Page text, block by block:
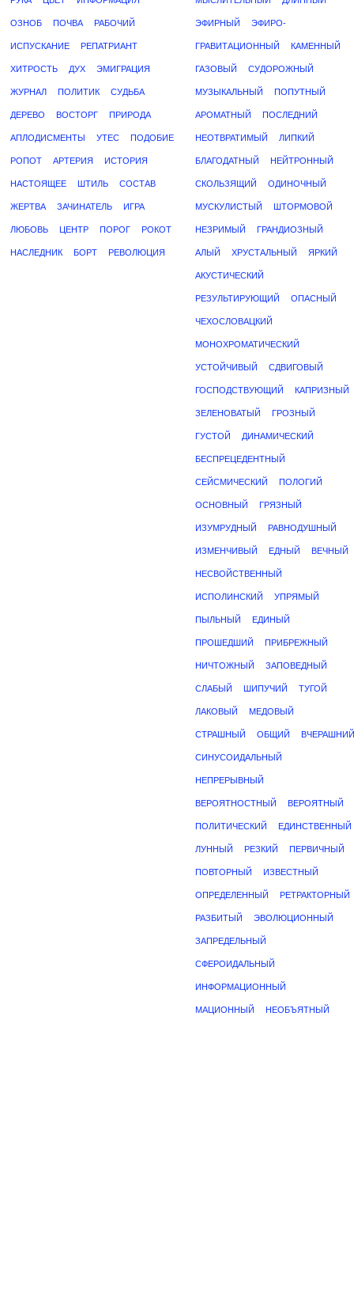
ОЗНОБ ПОЧВА РАБОЧИЙ
ИСПУСКАНИЕ РЕПАТРИАНТ
ХИТРОСТЬ ДУХ ЭМИГРАЦИЯ
ЖУРНАЛ ПОЛИТИК СУДЬБА
ДЕРЕВО ВОСТОРГ ПРИРОДА
АПЛОДИСМЕНТЫ УТЕС ПОДОБИЕ
РОПОТ АРТЕРИЯ ИСТОРИЯ
НАСТОЯЩЕЕ ШТИЛЬ СОСТАВ
ЖЕРТВА ЗАЧИНАТЕЛЬ ИГРА
ЛЮБОВЬ ЦЕНТР ПОРОГ РОКОТ
НАСЛЕДНИК БОРТ РЕВОЛЮЦИЯ
ЭФИРНЫЙ ЭФИРО-
ГРАВИТАЦИОННЫЙ КАМЕННЫЙ
ГАЗОВЫЙ СУДОРОЖНЫЙ
МУЗЫКАЛЬНЫЙ ПОПУТНЫЙ
АРОМАТНЫЙ ПОСЛЕДНИЙ
НЕОТВРАТИМЫЙ ЛИПКИЙ
БЛАГОДАТНЫЙ НЕЙТРОННЫЙ
СКОЛЬЗЯЩИЙ ОДИНОЧНЫЙ
МУСКУЛИСТЫЙ ШТОРМОВОЙ
НЕЗРИМЫЙ ГРАНДИОЗНЫЙ
АЛЫЙ ХРУСТАЛЬНЫЙ ЯРКИЙ
АКУСТИЧЕСКИЙ
РЕЗУЛЬТИРУЮЩИЙ ОПАСНЫЙ
ЧЕХОСЛОВАЦКИЙ
МОНОХРОМАТИЧЕСКИЙ
УСТОЙЧИВЫЙ СДВИГОВЫЙ
ГОСПОДСТВУЮЩИЙ КАПРИЗНЫЙ
ЗЕЛЕНОВАТЫЙ ГРОЗНЫЙ
ГУСТОЙ ДИНАМИЧЕСКИЙ
БЕСПРЕЦЕДЕНТНЫЙ
СЕЙСМИЧЕСКИЙ ПОЛОГИЙ
ОСНОВНЫЙ ГРЯЗНЫЙ
ИЗУМРУДНЫЙ РАВНОДУШНЫЙ
ИЗМЕНЧИВЫЙ ЕДНЫЙ ВЕЧНЫЙ
НЕСВОЙСТВЕННЫЙ
ИСПОЛИНСКИЙ УПРЯМЫЙ
ПЫЛЬНЫЙ ЕДИНЫЙ
ПРОШЕДШИЙ ПРИБРЕЖНЫЙ
НИЧТОЖНЫЙ ЗАПОВЕДНЫЙ
СЛАБЫЙ ШИПУЧИЙ ТУГОЙ
ЛАКОВЫЙ МЕДОВЫЙ
СТРАШНЫЙ ОБЩИЙ ВЧЕРАШНИЙ
СИНУСОИДАЛЬНЫЙ
НЕПРЕРЫВНЫЙ
ВЕРОЯТНОСТНЫЙ ВЕРОЯТНЫЙ
ПОЛИТИЧЕСКИЙ ЕДИНСТВЕННЫЙ
ЛУННЫЙ РЕЗКИЙ ПЕРВИЧНЫЙ
ПОВТОРНЫЙ ИЗВЕСТНЫЙ
ОПРЕДЕЛЕННЫЙ РЕТРАКТОРНЫЙ
РАЗБИТЫЙ ЭВОЛЮЦИОННЫЙ
ЗАПРЕДЕЛЬНЫЙ
СФЕРОИДАЛЬНЫЙ
ИНФОРМАЦИОННЫЙ
МАЦИОННЫЙ НЕОБЪЯТНЫЙ